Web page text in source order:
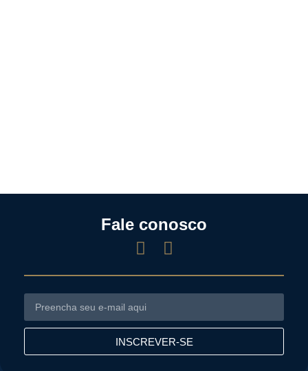
Fale conosco
INSCREVER-SE